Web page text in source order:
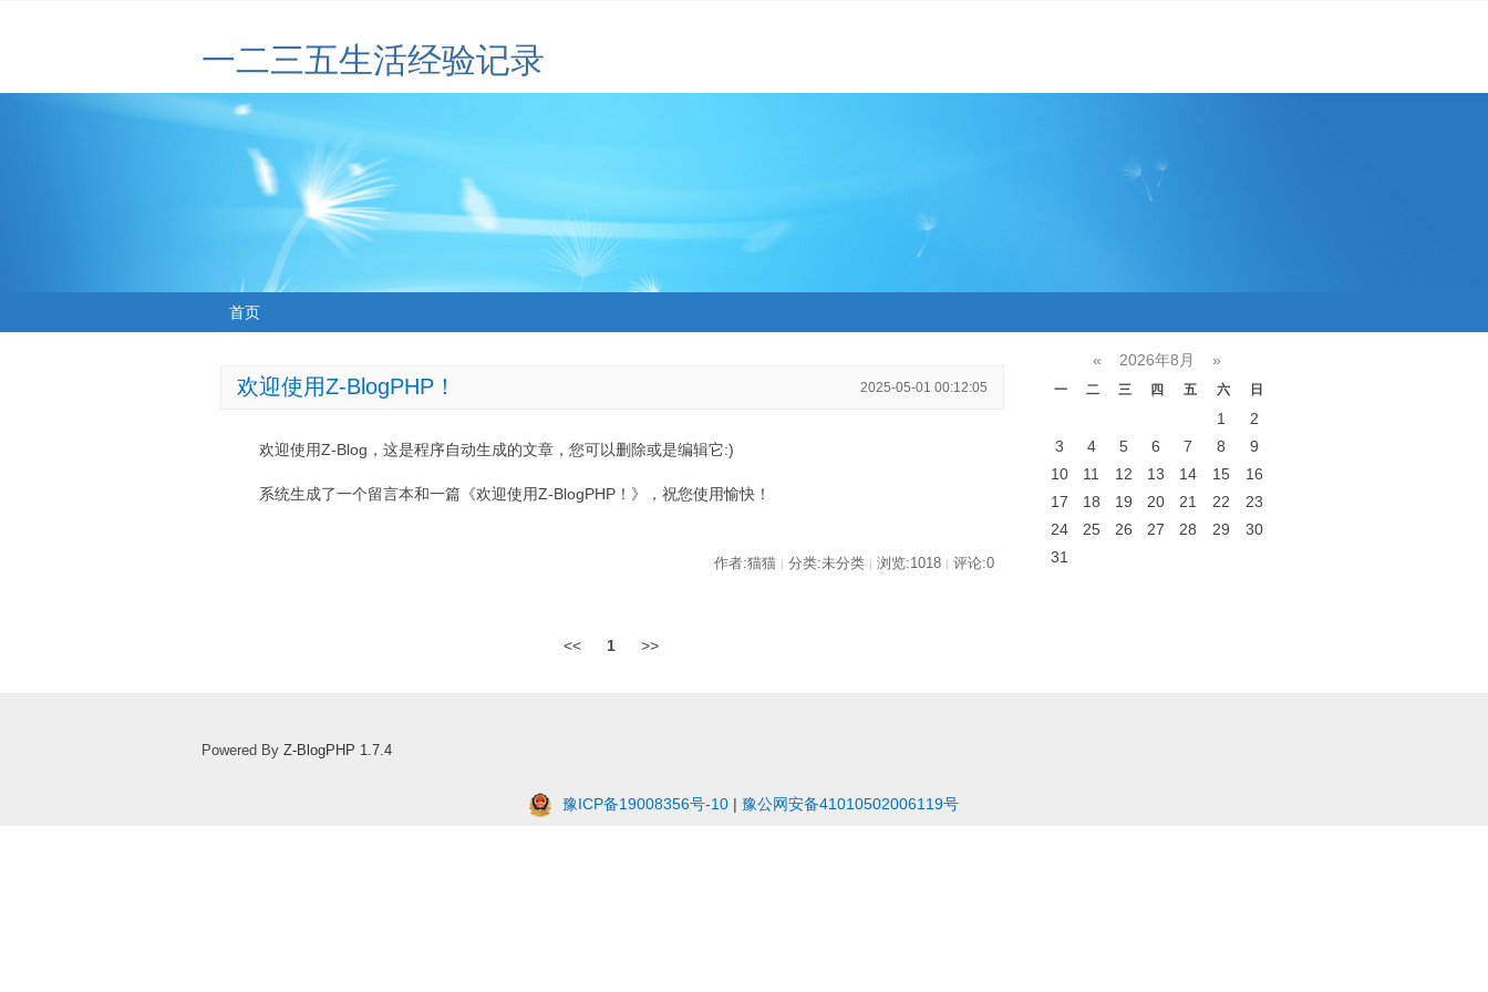
一二三五生活经验记录
首页
欢迎使用Z-BlogPHP！ 2025-05-01 00:12:05
欢迎使用Z-Blog，这是程序自动生成的文章，您可以删除或是编辑它:)
系统生成了一个留言本和一篇《欢迎使用Z-BlogPHP！》，祝您使用愉快！
作者:猫猫 | 分类:未分类 | 浏览:1018 | 评论:0
<< 1 >>
« 2026年8月 »
一 二 三 四 五 六 日
1
2
3
4 5 6 7 8
9
10
11 12 13 14 15
16
17
18 19 20 21 22
23
24
25 26 27 28 29
30
31
Powered By Z-BlogPHP 1.7.4
豫ICP备19008356号-10 | 豫公网安备41010502006119号